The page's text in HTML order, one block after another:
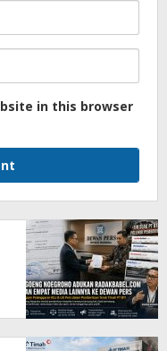
in this browser